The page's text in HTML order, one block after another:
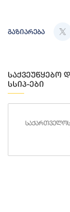
გაზიარება
საქვეუწყებო
სსიპ-ები